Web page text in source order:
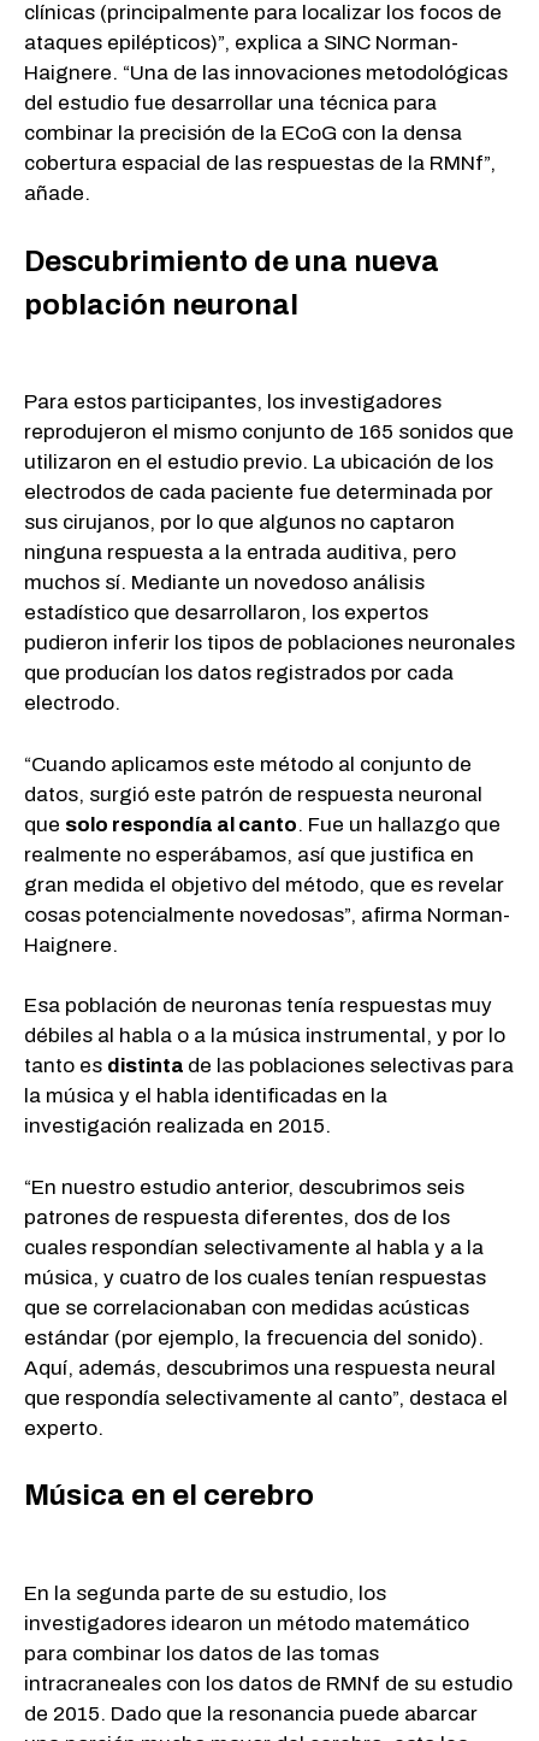
clínicas (principalmente para localizar los focos de
ataques epilépticos)”, explica a SINC Norman-
Haignere. “Una de las innovaciones metodológicas
del estudio fue desarrollar una técnica para
combinar la precisión de la ECoG con la densa
cobertura espacial de las respuestas de la RMNf”,
añade.
Descubrimiento de una nueva
población neuronal
Para estos participantes, los investigadores
reprodujeron el mismo conjunto de 165 sonidos que
utilizaron en el estudio previo. La ubicación de los
electrodos de cada paciente fue determinada por
sus cirujanos, por lo que algunos no captaron
ninguna respuesta a la entrada auditiva, pero
muchos sí. Mediante un novedoso análisis
estadístico que desarrollaron, los expertos
pudieron inferir los tipos de poblaciones neuronales
que producían los datos registrados por cada
electrodo.
“Cuando aplicamos este método al conjunto de
datos, surgió este patrón de respuesta neuronal
que solo respondía al canto. Fue un hallazgo que
realmente no esperábamos, así que justifica en
gran medida el objetivo del método, que es revelar
cosas potencialmente novedosas”, afirma Norman-
Haignere.
Esa población de neuronas tenía respuestas muy
débiles al habla o a la música instrumental, y por lo
tanto es distinta de las poblaciones selectivas para
la música y el habla identificadas en la
investigación realizada en 2015.
“En nuestro estudio anterior, descubrimos seis
patrones de respuesta diferentes, dos de los
cuales respondían selectivamente al habla y a la
música, y cuatro de los cuales tenían respuestas
que se correlacionaban con medidas acústicas
estándar (por ejemplo, la frecuencia del sonido).
Aquí, además, descubrimos una respuesta neural
que respondía selectivamente al canto”, destaca el
experto.
Música en el cerebro
En la segunda parte de su estudio, los
investigadores idearon un método matemático
para combinar los datos de las tomas
intracraneales con los datos de RMNf de su estudio
de 2015. Dado que la resonancia puede abarcar